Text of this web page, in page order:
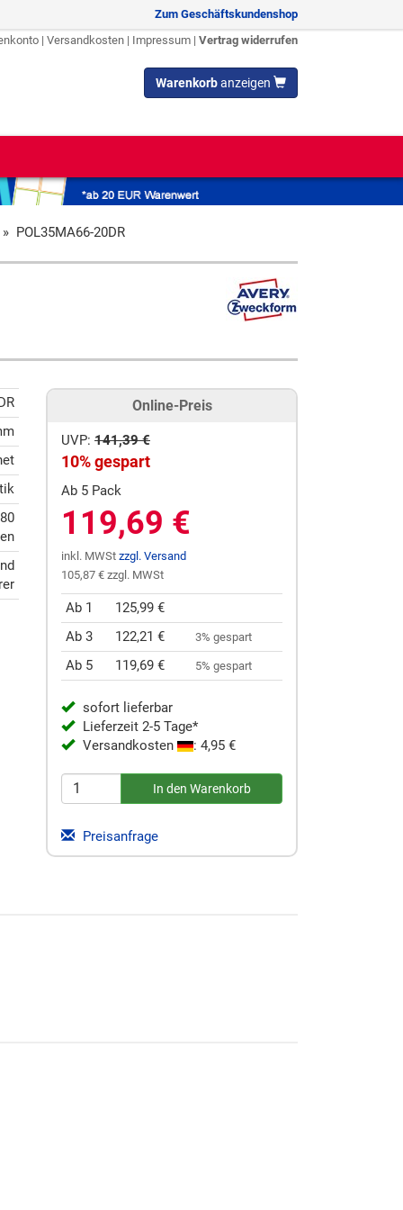
Zum Geschäftskundenshop
| Versandkosten | Impressum | Vertrag widerrufen
Warenkorbanzeigen
POL35MA66-20DR
Online-Preis
UVP: 141,39 €
10% gespart
Ab 5 Pack
119,69 €
inkl. MWSt zzgl. Versand
105,87 € zzgl. MWSt
Ab 1
125,99 €
Ab 3
122,21 € 3% gespart
Ab 5 119,69 € 5% gespart
sofort lieferbar
Lieferzeit 2-5 Tage*
Versandkosten
: 4,95 €
Preisanfrage